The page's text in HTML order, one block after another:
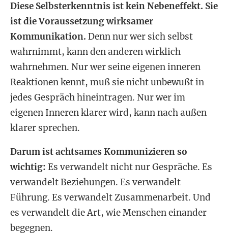
Diese Selbsterkenntnis ist kein Nebeneffekt. Sie
ist die Voraussetzung wirksamer
Kommunikation. Denn nur wer sich selbst
wahrnimmt, kann den anderen wirklich
wahrnehmen. Nur wer seine eigenen inneren
Reaktionen kennt, muß sie nicht unbewußt in
jedes Gespräch hineintragen. Nur wer im
eigenen Inneren klarer wird, kann nach außen
klarer sprechen.
Darum ist achtsames Kommunizieren so
wichtig: Es verwandelt nicht nur Gespräche. Es
verwandelt Beziehungen. Es verwandelt
Führung. Es verwandelt Zusammenarbeit. Und
es verwandelt die Art, wie Menschen einander
begegnen.